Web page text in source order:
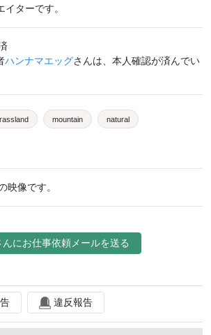
ターです。
ハンナマエッグさんは、本人確認が済んでい
mountain natural
映像です。
んにお仕事依頼メールを送る
違反報告